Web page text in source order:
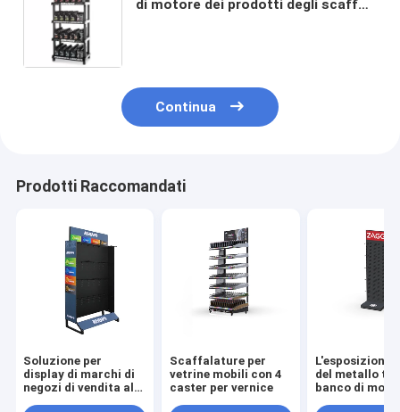
di motore dei prodotti degli scaffali
Continua
Prodotti Raccomandati
Soluzione per
display di marchi di
negozi di vendita al
Scaffalature per
vetrine mobili con 4
caster per vernice
L'esposizione
del metallo
banco di